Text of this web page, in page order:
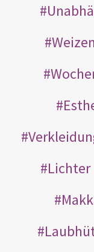
Weizen
Lichter